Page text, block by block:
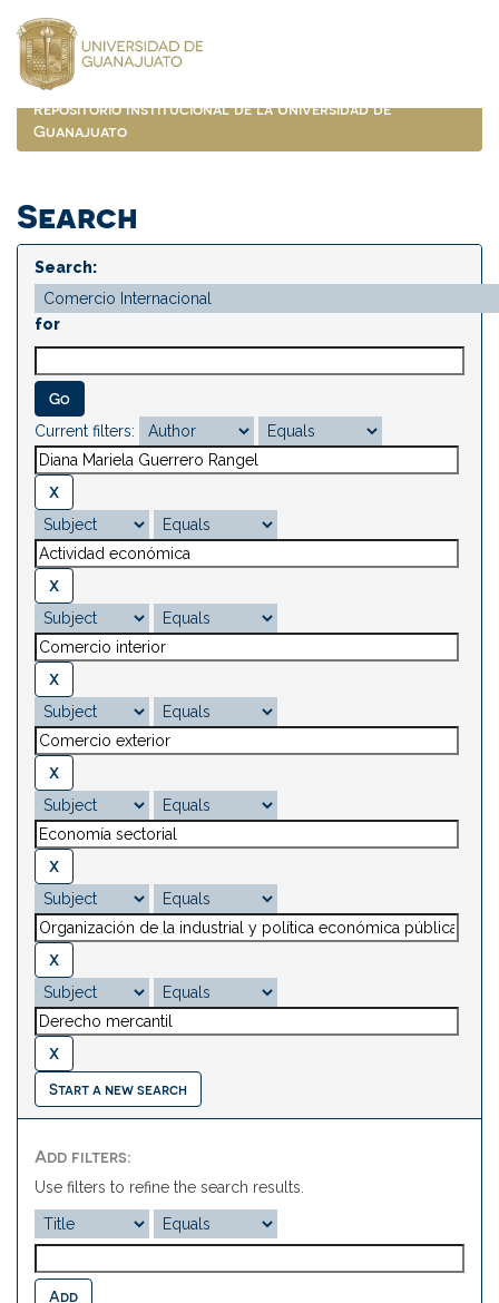
navigation
Repositorio Institucional de la Universidad de
Guanajuato
Search
Search:
for
Current filters:
Start a new search
Add filters:
Use filters to refine the search results.